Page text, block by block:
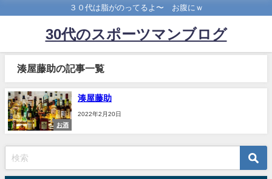
３０代は脂がのってるよ〜 お腹にｗ
30代のスポーツマンブログ
湊屋藤助の記事一覧
お酒
湊屋藤助
2022年2月20日